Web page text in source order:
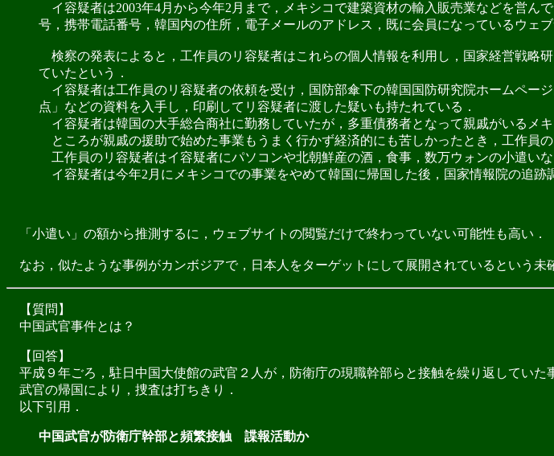
イ容疑者は2003年4月から今年2月まで，メキシコで建築資材の輸入販売業などを営ん
号，携帯電話番号，韓国内の住所，電子メールのアドレス，既に会員になっているウェ
検察の発表によると，工作員のリ容疑者はこれらの個人情報を利用し，国家経営戦略
ていたという．
イ容疑者は工作員のリ容疑者の依頼を受け，国防部傘下の韓国国防研究院ホームペー
点」などの資料を入手し，印刷してリ容疑者に渡した疑いも持たれている．
イ容疑者は韓国の大手総合商社に勤務していたが，多重債務者となって親戚がいるメキ
ところが親戚の援助で始めた事業もうまく行かず経済的にも苦しかったとき，工作員の
工作員のリ容疑者はイ容疑者にパソコンや北朝鮮産の酒，食事，数万ウォンの小遣い
イ容疑者は今年2月にメキシコでの事業をやめて韓国に帰国した後，国家情報院の追跡
「小遣い」の額から推測するに，ウェブサイトの閲覧だけで終わっていない可能性も高い．
なお，似たような事例がカンボジアで，日本人をターゲットにして展開されているという未
【質問】
中国武官事件とは？
【回答】
平成９年ごろ，駐日中国大使館の武官２人が，防衛庁の現職幹部らと接触を繰り返していた
武官の帰国により，捜査は打ちきり．
以下引用．
中国武官が防衛庁幹部と頻繁接触 諜報活動か